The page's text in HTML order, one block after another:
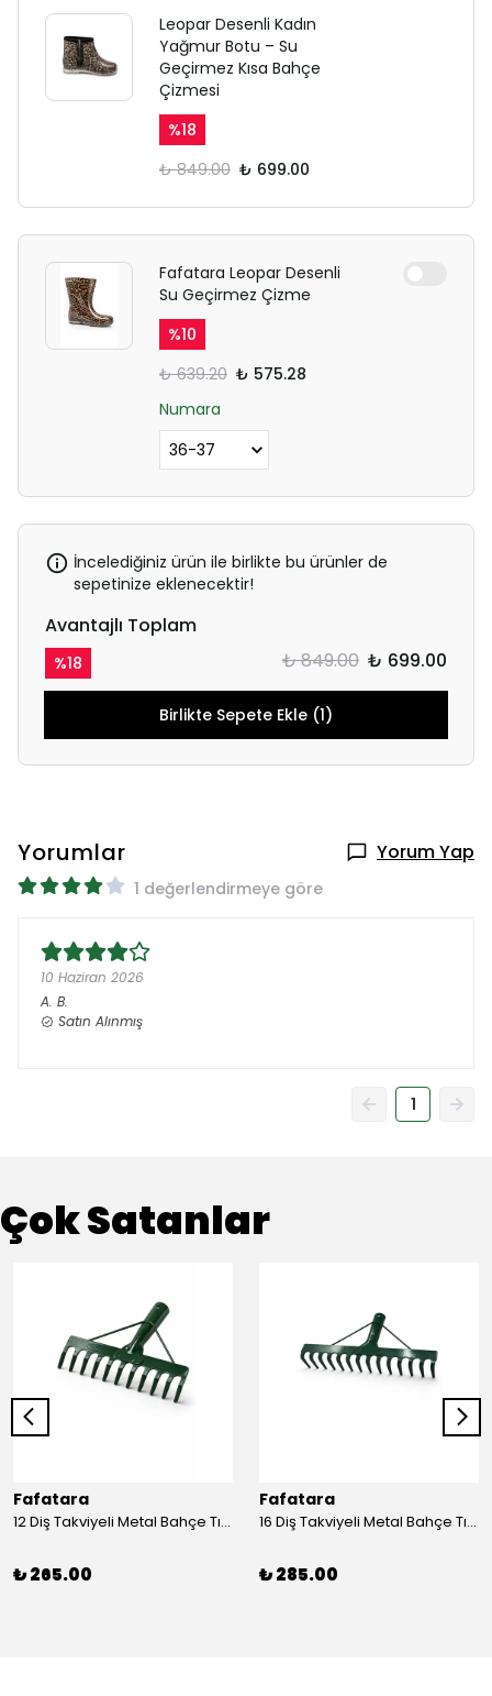
Leopar Desenli Kadın
Yağmur Botu – Su
Geçirmez Kısa Bahçe
Çizmesi
%18
₺ 849.00 ₺ 699.00
Fafatara Leopar Desenli
Su Geçirmez Çizme
%10
₺ 639.20 ₺ 575.28
Numara
İncelediğiniz ürün ile birlikte bu ürünler de
sepetinize eklenecektir!
Avantajlı Toplam
%18 ₺ 849.00 ₺ 699.00
Birlikte Sepete Ekle (1)
Yorumlar Yorum Yap
1 değerlendirmeye göre
10 Haziran 2026
A. B.
Satın Alınmış
1
Çok Satanlar
Fafatara
12 Diş Takviyeli Metal Bahçe Tırmığı – Dayanıklı, Geniş Ağızlı Yaprak ve Toprak Tırmığı
₺ 265.00
Fafatara
16 Diş Takviyeli Metal Bahçe Tırmığı – Dayanıklı, Geniş Ağızlı Toprak ve Yaprak Tırmığı
₺ 285.00